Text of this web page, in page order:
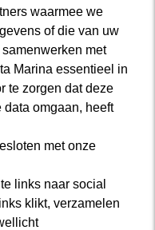
waarmee we
of die van uw
met
Marina essentieel in
te zorgen dat deze
data omgaan, heeft
met onze
links naar social
klikt, verzamelen